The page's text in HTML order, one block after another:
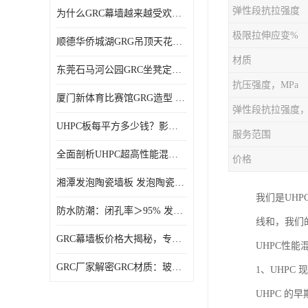
为什么GRC幕墙越来越受欢迎？一起来了解GRC幕墙
顺德华侨城湖GRG吊顶天花GRG材料定制厂家饰纪上品
东莞石马河公园GRC坐凳定制选择广东饰纪上品GRC构件厂家
厦门新体育比赛馆GRG造型 GRG材料 广东GRG厂家
UHPC板每平方多少钱？影响价格的关键因素解析
全面剖析UHPC超高性能混凝土：优势显著，劣势何在？
湘潭发泡陶瓷墙板 发泡陶瓷装饰构件 轻质高强：密度低但抗压强度高
防水防潮：闭孔率＞95% 发泡陶瓷装饰构件 南阳发泡陶瓷厂家
GRC幕墙板价格大揭秘，专业厂家报价助您轻松掌控预算
GRC厂家解密GRC材质：玻璃纤维与水泥复合，创新建筑新选择
弹性段抗拉强度
极限拉伸应变%
材质
抗压强度，MPa
弹性段抗拉强度
服务范围
价格
我们是
线和，我们
UHPC性能
1、UHPC
UHPC 的早